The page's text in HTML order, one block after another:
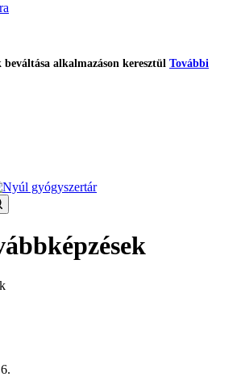
beváltása alkalmazáson keresztül További